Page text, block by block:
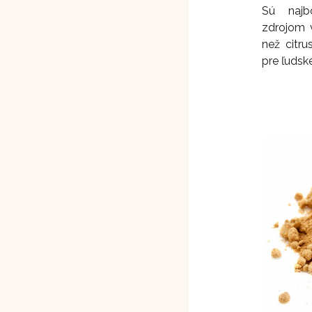
Sú
zdrojom
než
pre